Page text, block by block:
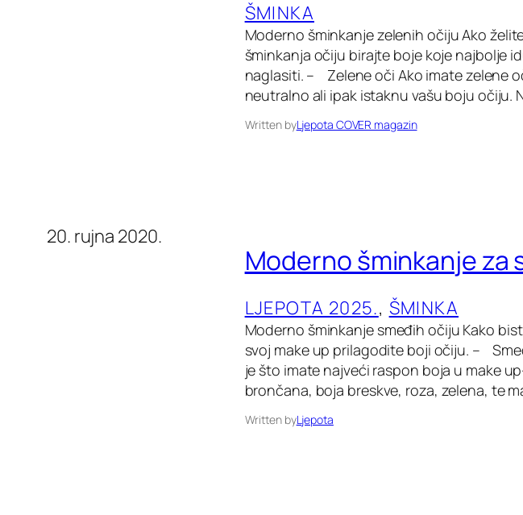
ŠMINKA
Moderno šminkanje zelenih očiju Ako
šminkanja očiju birajte boje koje najbolje
naglasiti. – Zelene oči Ako imate zelene
neutralno ali ipak istaknu vašu boju očiju.
Written byLjepota COVER magazin
20. rujna 2020.
Moderno šminkanje za
LJEPOTA 2025., ŠMINKA
Moderno šminkanje smeđih očiju Kako
svoj make up prilagodite boji očiju. –
je što imate najveći raspon boja u make
brončana, boja breskve, roza, zelena, te
Written byLjepota